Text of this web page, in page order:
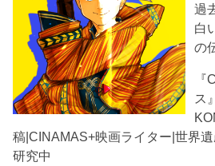
過
白
の
ス
稿|CINAMAS+映画ライター|世界
研究中